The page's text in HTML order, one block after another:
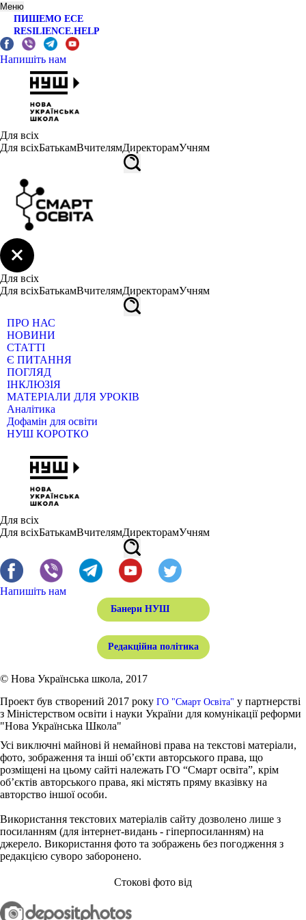
Меню
ПИШЕМО ЕСЕ
RESILIENCE.HELP
Напишіть нам
Для всіх
Для всіхБатькамВчителямДиректорамУчням
Для всіх
Для всіхБатькамВчителямДиректорамУчням
ПРО НАС
НОВИНИ
СТАТТІ
Є ПИТАННЯ
ПОГЛЯД
ІНКЛЮЗІЯ
МАТЕРІАЛИ ДЛЯ УРОКІВ
Аналітика
Дофамін для освіти
НУШ КОРОТКО
Для всіх
Для всіхБатькамВчителямДиректорамУчням
Напишіть нам
Банери НУШ
Редакційна політика
© Нова Українська школа, 2017
Проект був створений 2017 року ГО "Смарт Освіта" у партнерстві
з Міністерством освіти і науки України для комунікації реформи
"Нова Українська Школа"
Усі виключні майнові й немайнові права на текстові матеріали,
фото, зображення та інші об’єкти авторського права, що
розміщені на цьому сайті належать ГО “Смарт освіта”, крім
об’єктів авторського права, які містять пряму вказівку на
авторство іншої особи.
Використання текстових матеріалів сайту дозволено лише з
посиланням (для інтернет-видань - гіперпосиланням) на
джерело. Використання фото та зображень без погодження з
редакцією суворо заборонено.
Стокові фото від